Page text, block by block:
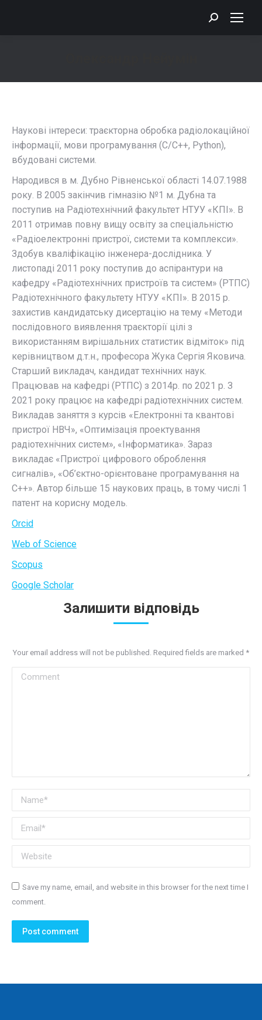
Search:
Наукові інтереси: траєкторна обробка радіолокаційної
інформації, мови програмування (С/С++, Python),
вбудовані системи.
Народився в м. Дубно Рівненської області 14.07.1988
року. В 2005 закінчив гімназію №1 м. Дубна та
поступив на Радіотехнічний факультет НТУУ «КПІ». В
2011 отримав повну вищу освіту за спеціальністю
«Радіоелектронні пристрої, системи та комплекси».
Здобув кваліфікацію інженера-дослідника. У
листопаді 2011 року поступив до аспірантури на
кафедру «Радіотехнічних пристроїв та систем» (РТПС)
Радіотехнічного факультету НТУУ «КПІ». В 2015 р.
захистив кандидатську дисертацію на тему «Методи
послідовного виявлення траєкторії цілі з
використанням вирішальних статистик відміток» під
керівництвом д.т.н., професора Жука Сергія Яковича.
Старший викладач, кандидат технічних наук.
Працював на кафедрі (РТПС) з 2014р. по 2021 р. З
2021 року працює на кафедрі радіотехнічних систем.
Викладав заняття з курсів «Електронні та квантові
пристрої НВЧ», «Оптимізація проектування
радіотехнічних систем», «Інформатика». Зараз
викладає «Пристрої цифрового оброблення
сигналів», «Об’єктно-орієнтоване програмування на
С++». Автор більше 15 наукових праць, в тому числі 1
патент на корисну модель.
Orcid
Web of Science
Scopus
Google Scholar
Залишити відповідь
Your email address will not be published. Required fields are marked *
Comment
Name *
Email *
Website
Save my name, email, and website in this browser for the next time I
comment.
Post comment